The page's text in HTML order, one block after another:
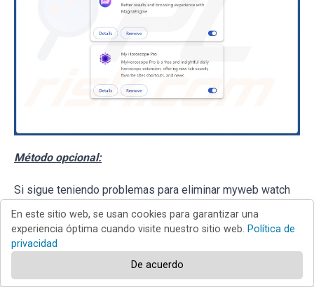
Método opcional:
Si sigue teniendo problemas para eliminar myweb watch
redireccionar, restablezca la configuración predeterminada
del navegador Google Chrome. Haga clic en elicono de
En este sitio web, se usan cookies para garantizar una
experiencia óptima cuando visite nuestro sitio web. Política de
privacidad
De acuerdo